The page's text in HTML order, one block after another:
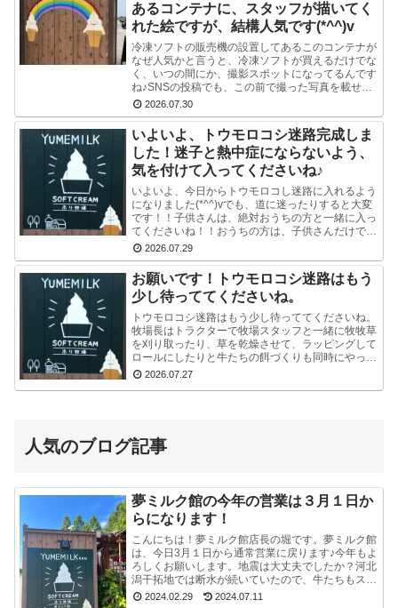
あるコンテナに、スタッフが描いてく
れた絵ですが、結構人気です(*^^)v
冷凍ソフトの販売機の設置してあるこのコンテナが
なぜ人気かと言うと、冷凍ソフトが買えるだけでな
く、いつの間にか、撮影スポットになってるんです
ね♪SNSの投稿でも、この前で撮った写真を載せて
る方多数です(^-^) かわいい写真が撮れますよ♪冷
凍...
2026.07.30
いよいよ、トウモロコシ迷路完成しま
した！迷子と熱中症にならないよう、
気を付けて入ってくださいね♪
いよいよ、今日からトウモロコし迷路に入れるよう
になりました(*^^)vでも、道に迷ったりすると大変
です！！子供さんは、絶対おうちの方と一緒に入っ
てくださいね！！おうちの方は、子供さんだけで迷
路にはいかせないでくださいね！！よろしくおねが
いし...
2026.07.29
お願いです！トウモロコシ迷路はもう
少し待っててくださいね。
トウモロコシ迷路はもう少し待っててくださいね。
牧場長はトラクターで牧場スタッフと一緒に牧牧草
を刈り取ったり、草を乾燥させて、ラッピングして
ロールにしたりと牛たちの餌づくりも同時にやって
いるので、看板を立て切れていないんです。今はま
2026.07.27
人気のブログ記事
夢ミルク館の今年の営業は３月１日か
らになります！
こんにちは！夢ミルク館店長の堀です。夢ミルク館
は、今日3月１日から通常営業に戻ります♪今年もよ
ろしくお願いします。地震は大丈夫でしたか？河北
潟干拓地では断水が続いていたので、牛たちもスタ
ッフも大変でした。能登半島地震で河北潟干拓地も
2024.02.29 2024.07.11